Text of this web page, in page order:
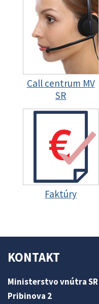
Call centrum MV
SR
Faktúry
KONTAKT
Ministerstvo vnútra SR
Pribinova 2